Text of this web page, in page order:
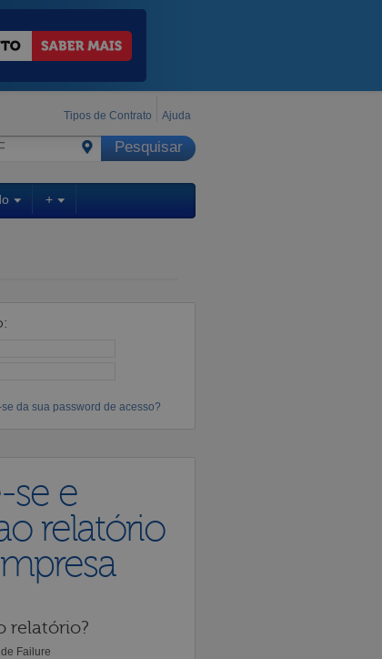
Tipos de Contrato Ajuda
+
se da sua password de acesso?
se e
relatório
relatório?
Failure